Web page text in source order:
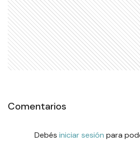
Comentarios
Debés iniciar sesión para